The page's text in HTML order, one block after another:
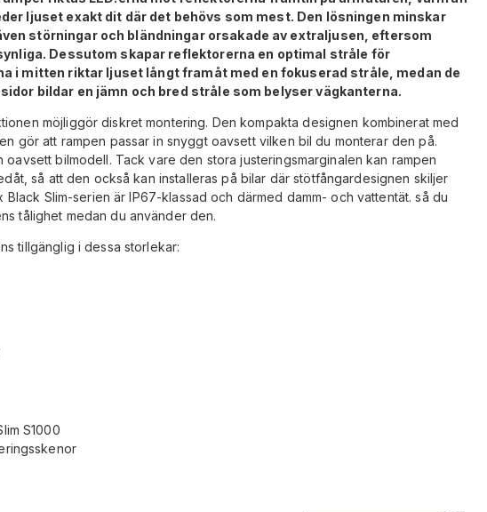
ljuset exakt dit där det behövs som mest. Den lösningen minskar
störningar och bländningar orsakade av extraljusen, eftersom
Dessutom skapar reflektorerna en optimal stråle för
i mitten riktar ljuset långt framåt med en fokuserad stråle, medan de
bildar en jämn och bred stråle som belyser vägkanterna.
möjliggör diskret montering. Den kompakta designen kombinerat med
gör att rampen passar in snyggt oavsett vilken bil du monterar den på.
oavsett bilmodell. Tack vare den stora justeringsmarginalen kan rampen
så att den också kan installeras på bilar där stötfångardesignen skiljer
Slim-serien är IP67-klassad och därmed damm- och vattentät. så du
tålighet medan du använder den.
tillgänglig i dessa storlekar:
S1000